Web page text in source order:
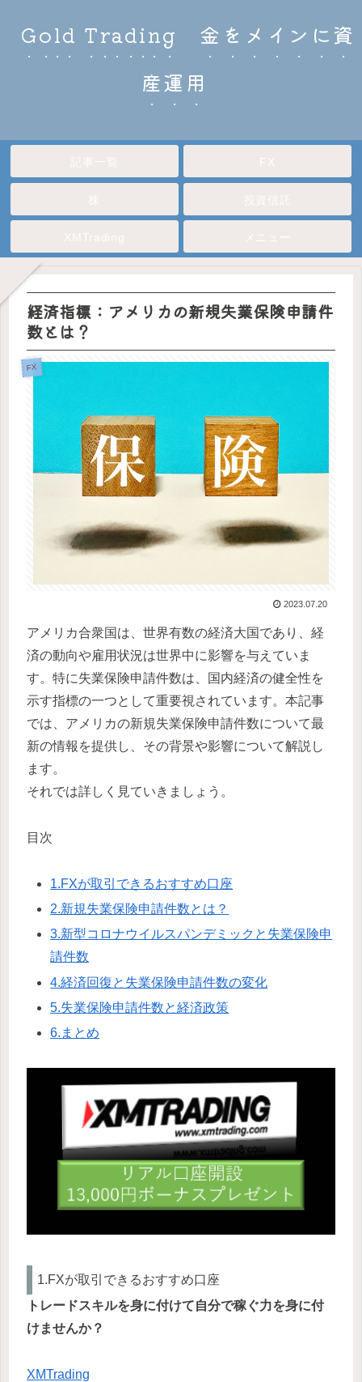
Gold Trading 金をメインに資
産運用
経済指標：アメリカの新規失業保険申請件
数とは？
FX
2023.07.20
アメリカ合衆国は、世界有数の経済大国であり、経
済の動向や雇用状況は世界中に影響を与えていま
す。特に失業保険申請件数は、国内経済の健全性を
示す指標の一つとして重要視されています。本記事
では、アメリカの新規失業保険申請件数について最
新の情報を提供し、その背景や影響について解説し
ます。
それでは詳しく見ていきましょう。
目次
1.FXが取引できるおすすめ口座
2.新規失業保険申請件数とは？
3.新型コロナウイルスパンデミックと失業保険申
請件数
4.経済回復と失業保険申請件数の変化
5.失業保険申請件数と経済政策
6.まとめ
1.FXが取引できるおすすめ口座
トレードスキルを身に付けて自分で稼ぐ力を身に付
けませんか？
XMTrading